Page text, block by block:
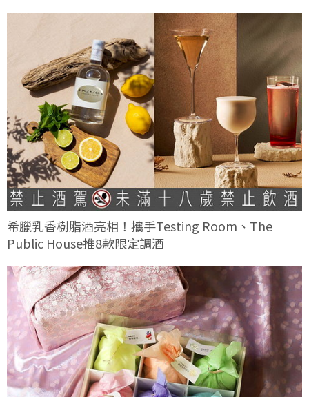
希臘乳香樹脂酒亮相！攜手Testing Room、The
Public House推8款限定調酒